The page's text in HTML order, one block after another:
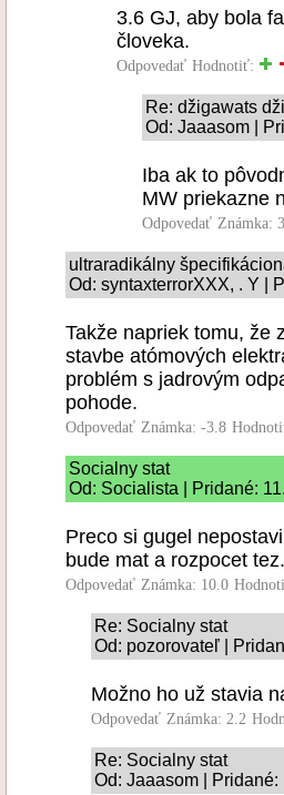
3.6 GJ, aby bola
človeka.
Odpovedať Hodnotiť:
Re: džigawats
Od: Jaaasom |
Iba ak to
MW priekazne
Odpovedať Známka:
ultraradikálny
Od: syntaxterrorXXX, . Y |
Takže napriek tomu, že
stavbe atómových
problém s jadrovým
pohode.
Odpovedať Známka: -3.8
Socialny stat
Od: Socialista | Pridané:
Preco si gugel
bude mat a rozpocet
Odpovedať Známka: 10.0
Re: Socialny stat
Od: pozorovateľ |
Možno ho už stavia
Odpovedať Známka: 2.2
Re: Socialny stat
Od: Jaaasom |